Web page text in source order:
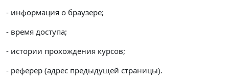
- информация о браузере;
- время доступа;
- истории прохождения курсов;
- реферер (адрес предыдущей страницы).